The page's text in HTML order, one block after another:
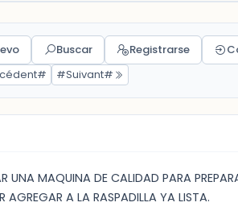
Buscar Registrarse
#Suivant#
MAQUINA DE CALIDAD PARA
A LA RASPADILLA YA LISTA.